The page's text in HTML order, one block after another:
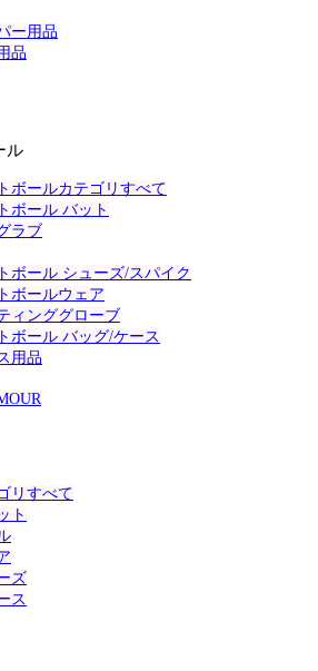
ー用品
品
ル
ボールカテゴリすべて
ボール バット
ラブ
ボール シューズ/スパイク
ボールウェア
ィンググローブ
ボール バッグ/ケース
用品
リすべて
ト
ズ
ス